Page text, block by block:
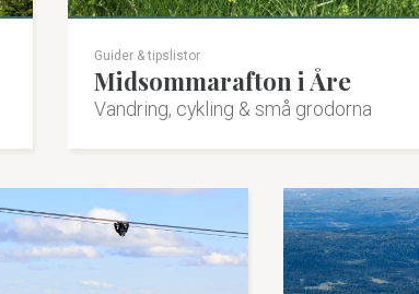
Guider & tipslistor
Midsommarafton i Åre
Vandring, cykling & små grodorna